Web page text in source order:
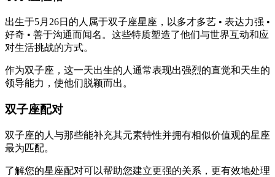
出生于5月26日的人属于双子座星座，以多才多艺 • 表达力强 •
好奇 • 善于沟通而闻名。这些特质塑造了他们与世界互动和应
对生活挑战的方式。
作为双子座，这一天出生的人通常表现出强烈的直觉和天生的
领导能力，使他们脱颖而出。
双子座配对
双子座的人与那些能补充其元素特性并拥有相似价值观的星座
最为匹配。
了解您的星座配对可以帮助您建立更强的关系，更有效地处理